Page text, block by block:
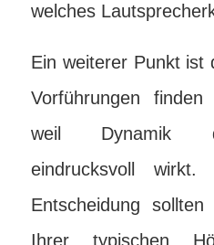
welches
Ein weiterer Punkt ist
Vorführungen
weil Dynamik
eindrucksvoll
Entscheidung
Ihrer typischen